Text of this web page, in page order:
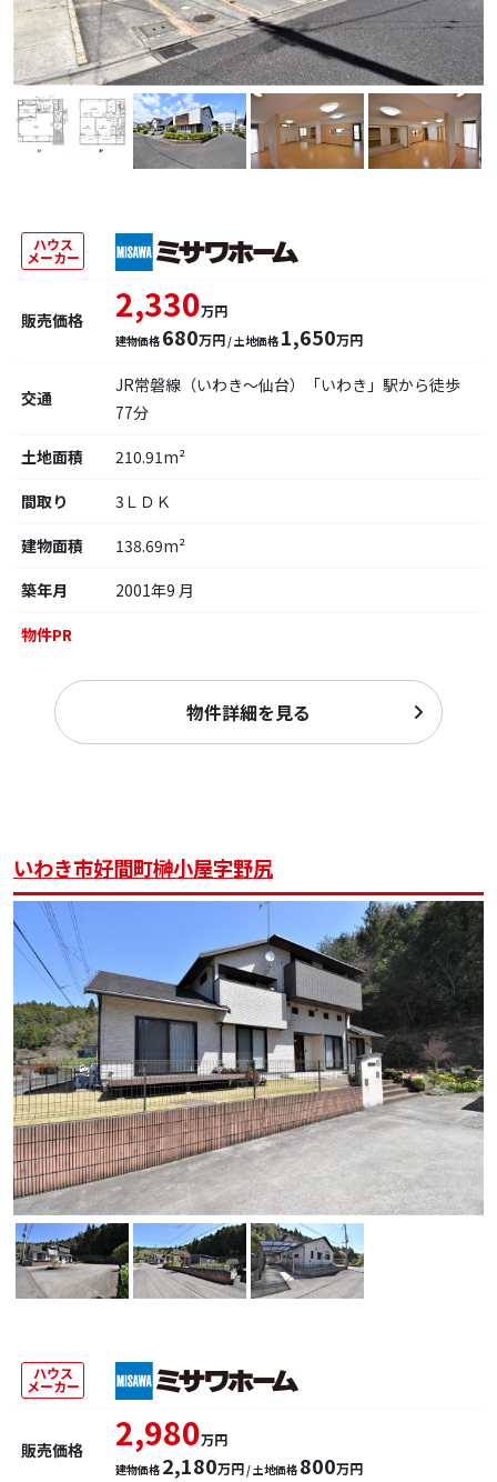
ハウス
メーカー
販売価格 2,330万円
建物価格 680万円 / 土地価格 1,650万円
交通
JR常磐線（いわき～仙台）「いわき」駅から徒歩
77分
土地面積
210.91m²
間取り
3ＬＤＫ
建物面積
138.69m²
築年月
2001年9 月
物件PR
物件詳細を見る
いわき市好間町榊小屋字野尻
ハウス
メーカー
販売価格 2,980万円
建物価格 2,180万円/ 土地価格 800万円